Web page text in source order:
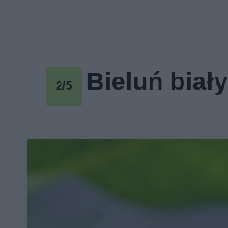
2/5 Bieluń biały